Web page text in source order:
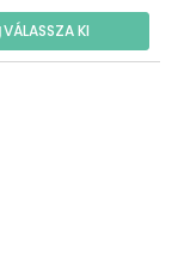
VÁLASSZA KI